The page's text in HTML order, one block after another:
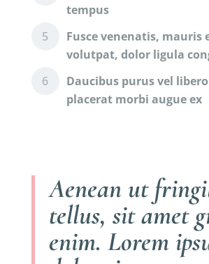
tempus
Fusce venenatis, mauris
volutpat, dolor ligula
Daucibus purus vel
placerat morbi augue ex
Aenean ut
tellus, sit amet
enim. Lorem